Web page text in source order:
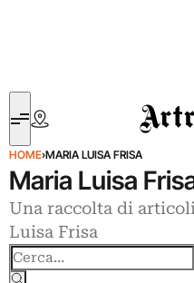
Artribune
HOME›MARIA LUISA FRISA
Maria Luisa
Una raccolta di
Luisa Frisa